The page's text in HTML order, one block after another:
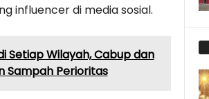
influencer di media sosial.
Setiap Wilayah, Cabup dan
Sampah Perioritas